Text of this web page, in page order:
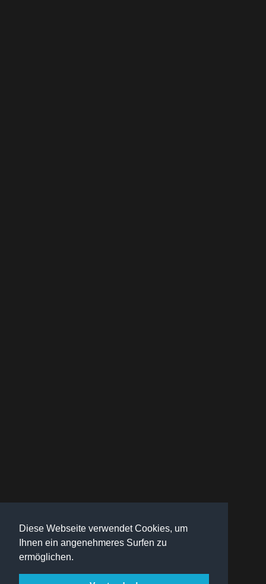
Diese Webseite verwendet Cookies, um
Ihnen ein angenehmeres Surfen zu
ermöglichen.